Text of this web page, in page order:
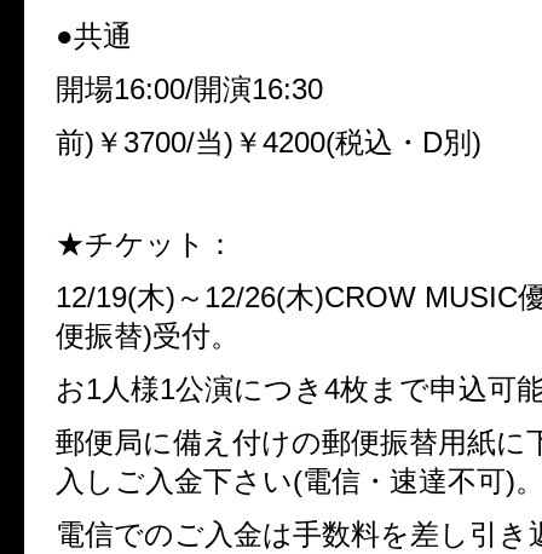
●共通
開場16:00/開演16:30
前)￥3700/当)￥4200(税込・D別)
★チケット：
12/19(木)～12/26(木)CROW MUSIC
便振替)受付。
お1人様1公演につき4枚まで申込可
郵便局に備え付けの郵便振替用紙に
入しご入金下さい(電信・速達不可)
電信でのご入金は手数料を差し引き